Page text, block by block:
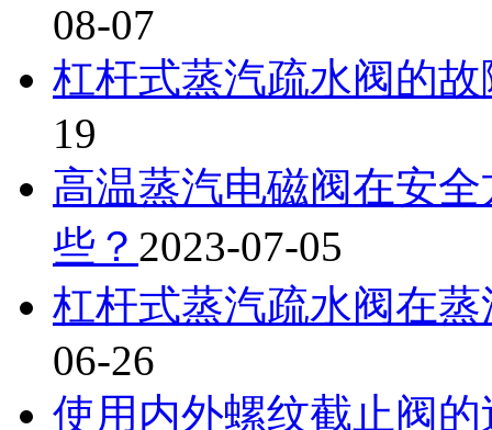
08-07
杠杆式蒸汽疏水阀的
19
高温蒸汽电磁阀在安
些？ 2023-07-05
杠杆式蒸汽疏水阀在
06-26
使用内外螺纹截止阀